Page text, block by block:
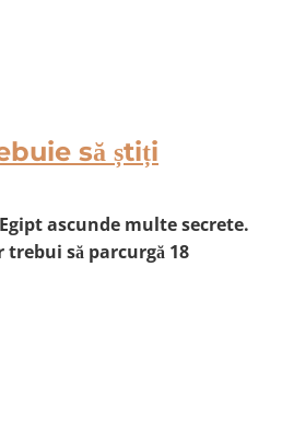
să știți
ascunde multe secrete.
să parcurgă 18